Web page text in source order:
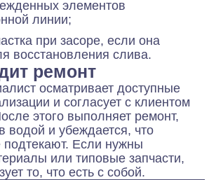
элементов
линии;
при засоре, если она
восстановления слива.
ремонт
осматривает доступные
и согласует с клиентом
этого выполняет ремонт,
водой и убеждается, что
подтекают. Если нужны
или типовые запчасти,
то, что есть с собой.